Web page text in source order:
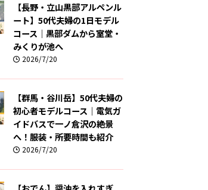
【長野・立山黒部アルペンル
ート】50代夫婦の1日モデル
コース｜黒部ダムから室堂・
みくりが池へ
2026/7/20
【群馬・谷川岳】50代夫婦の
初心者モデルコース｜電気ガ
イドバスで一ノ倉沢の絶景
へ！服装・所要時間も紹介
2026/7/20